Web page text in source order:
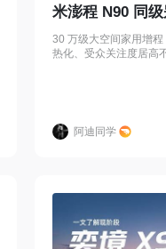
米澎程 N90 同
型值得考虑
30 万级大空间家用增
热化、受众关注度居高
阿迪同学